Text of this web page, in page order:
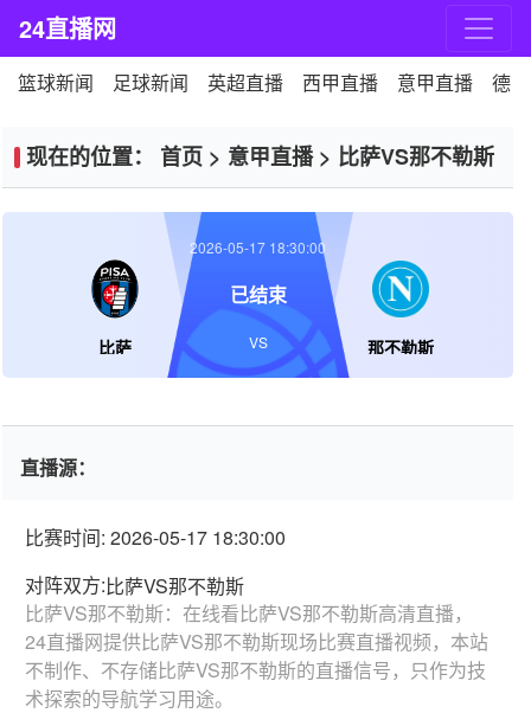
24直播网
篮球新闻 足球新闻 英超直播 西甲直播 意甲直播 德
现在的位置： 首页 > 意甲直播> 比萨VS那不勒斯
比萨 那不勒斯
2026-05-17 18:30:00
已结束
VS
直播源：
比赛时间: 2026-05-17 18:30:00
对阵双方:比萨VS那不勒斯
比萨VS那不勒斯：在线看比萨VS那不勒斯高清直播，
24直播网提供比萨VS那不勒斯现场比赛直播视频，本站
不制作、不存储比萨VS那不勒斯的直播信号，只作为技
术探索的导航学习用途。